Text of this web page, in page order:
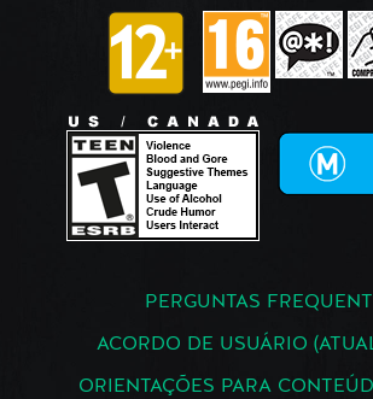
PERGUNTAS
ACORDO DE USUÁRIO
ORIENTAÇÕES PARA